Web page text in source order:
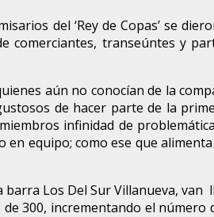
del ‘Rey de Copas’ se
comerciantes, transeúntes y
aún no conocían de la
de hacer parte de la
infinidad de
equipo; como ese que
Los Del Sur Villanueva,
300, incrementando el número